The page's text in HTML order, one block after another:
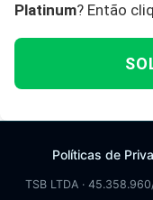
Platinum? Então
Políticas de
TSB LTDA ·